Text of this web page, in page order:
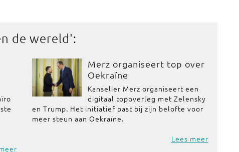
de wereld':
Merz organiseert top over
Oekraïne
Kanselier Merz organiseert een
digitaal topoverleg met Zelensky
en Trump. Het initiatief past bij zijn belofte voor
meer steun aan Oekraïne.
Lees meer